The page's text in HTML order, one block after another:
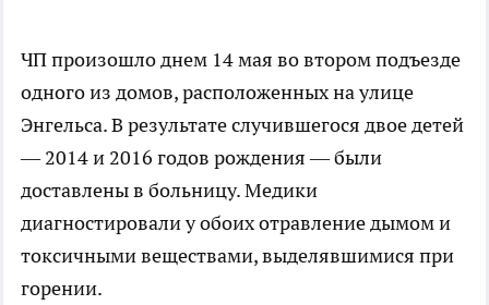
ЧП произошло днем 14 мая во втором подъезде
одного из домов, расположенных на улице
Энгельса. В результате случившегося двое детей
— 2014 и 2016 годов рождения — были
доставлены в больницу. Медики
диагностировали у обоих отравление дымом и
токсичными веществами, выделявшимися при
горении.